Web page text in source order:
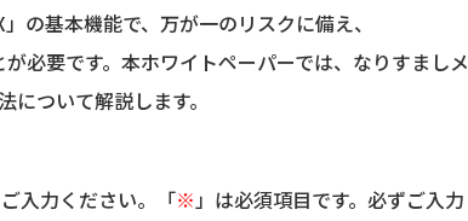
の基本機能で、万が一のリスクに備え、
必要です。本ホワイトペーパーでは、なりすましメ
ついて解説します。
入力ください。「※」は必須項目です。必ずご入力